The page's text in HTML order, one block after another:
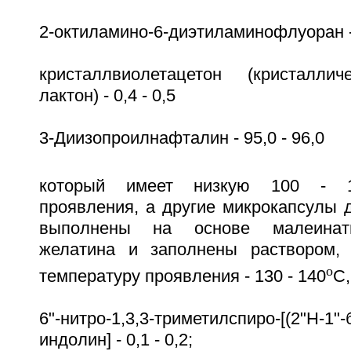
2-октиламино-6-диэтиламинофлуоран
кристаллвиолетацетон
лактон) - 0,4 - 0,5
3-Диизопроилнафталин - 95,0 - 96,0
который имеет низкую 100 -
проявления, а другие
выполнены на основе
желатина и заполнены
температуру проявления - 130 - 140o
6"-нитро-1,3,3-триметилспиро-[(2"H-
индолин] - 0,1 - 0,2;